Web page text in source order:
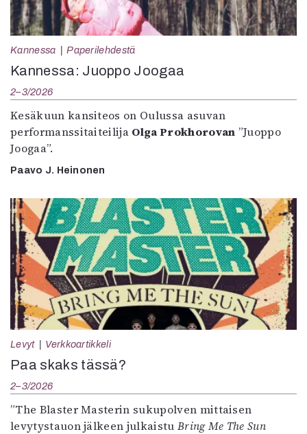
Kannessa Paperilehdestä
Kannessa: Juoppo Joogaa
2–3/2026
Kesäkuun kansiteos on Oulussa asuvan
performanssitaiteilija Olga Prokhorovan ”Juoppo
Joogaa”.
Paavo J. Heinonen
Levyt Verkkoartikkeli
Paa skaks tässä?
2–3/2026
”The Blaster Masterin sukupolven mittaisen
levytystauon jälkeen julkaistu Bring Me The Sun